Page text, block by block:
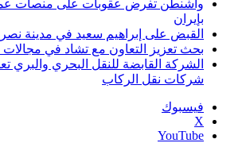
واشنطن تفرض عقوبات على منصات
بإيران
القبض على إبراهيم سعيد في مدينة
بحث تعزيز التعاون مع تشاد في مجالات
الشركة القابضة للنقل البحري والبري
شركات نقل الركاب
فيسبوك
‫X
‫YouTube